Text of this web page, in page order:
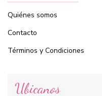
Quiénes somos
Contacto
Términos y Condiciones
Ubicanos